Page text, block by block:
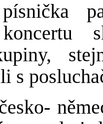
písnička
s